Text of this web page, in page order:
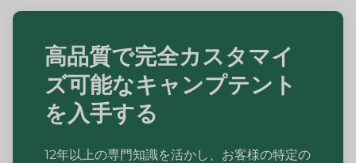
高品質で完全カスタマイ
ズ可能なキャンプテント
を入手する
12年以上の専門知識を活かし、お客様の特定の